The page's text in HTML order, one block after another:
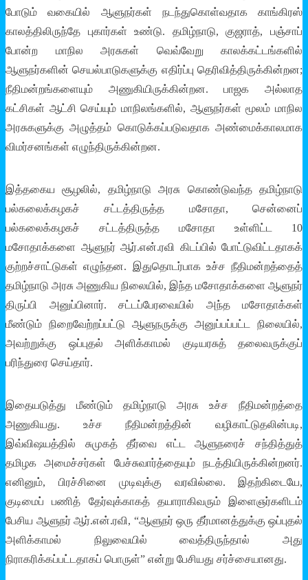
போடும் வகையில் ஆளுநர்கள் நடந்துகொள்வதாக காங்கிரஸ்
காலத்திலிருந்தே புகார்கள் உண்டு. தமிழ்நாடு, குஜராத், பஞ்சாப்
போன்ற மாநில அரசுகள் வெவ்வேறு காலக்கட்டங்களில்
ஆளுநர்களின் செயல்பாடுகளுக்கு எதிர்ப்பு தெரிவித்திருக்கின்றன;
நீதிமன்றங்களையும் அணுகியிருக்கின்றன. பாஜக அல்லாத
கட்சிகள் ஆட்சி செய்யும் மாநிலங்களில், ஆளுநர்கள் மூலம் மாநில
அரசுகளுக்கு அழுத்தம் கொடுக்கப்படுவதாக அண்மைக்காலமாக
விமர்சனங்கள் எழுந்திருக்கின்றன.
இத்தகைய சூழலில், தமிழ்நாடு அரசு கொண்டுவந்த தமிழ்நாடு
பல்கலைக்கழகச் சட்டத்திருத்த மசோதா, சென்னைப்
பல்கலைக்கழகச் சட்டத்திருத்த மசோதா உள்ளிட்ட 10
மசோதாக்களை ஆளுநர் ஆர்.என்.ரவி கிடப்பில் போட்டுவிட்டதாகக்
குற்றச்சாட்டுகள் எழுந்தன. இதுதொடர்பாக உச்ச நீதிமன்றத்தைத்
தமிழ்நாடு அரசு அணுகிய நிலையில், இந்த மசோதாக்களை ஆளுநர்
திருப்பி அனுப்பினார். சட்டப்பேரவையில் அந்த மசோதாக்கள்
மீண்டும் நிறைவேற்றப்பட்டு ஆளுநருக்கு அனுப்பப்பட்ட நிலையில்,
அவற்றுக்கு ஒப்புதல் அளிக்காமல் குடியரசுத் தலைவருக்குப்
பரிந்துரை செய்தார்.
இதையடுத்து மீண்டும் தமிழ்நாடு அரசு உச்ச நீதிமன்றத்தை
அணுகியது. உச்ச நீதிமன்றத்தின் வழிகாட்டுதலின்படி,
இவ்விஷயத்தில் சுமுகத் தீர்வை எட்ட ஆளுநரைச் சந்தித்துத்
தமிழக அமைச்சர்கள் பேச்சுவார்த்தையும் நடத்தியிருக்கின்றனர்.
எனினும், பிரச்சினை முடிவுக்கு வரவில்லை. இதற்கிடையே,
குடிமைப் பணித் தேர்வுக்காகத் தயாராகிவரும் இளைஞர்களிடம்
பேசிய ஆளுநர் ஆர்.என்.ரவி, “ஆளுநர் ஒரு தீர்மானத்துக்கு ஒப்புதல்
அளிக்காமல் நிலுவையில் வைத்திருந்தால் அது
நிராகரிக்கப்பட்டதாகப் பொருள்” என்று பேசியது சர்ச்சையானது.